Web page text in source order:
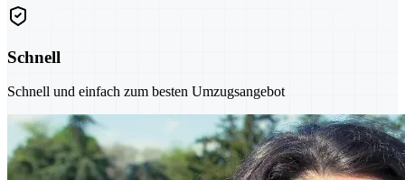
Schnell
Schnell und einfach zum besten Umzugsangebot